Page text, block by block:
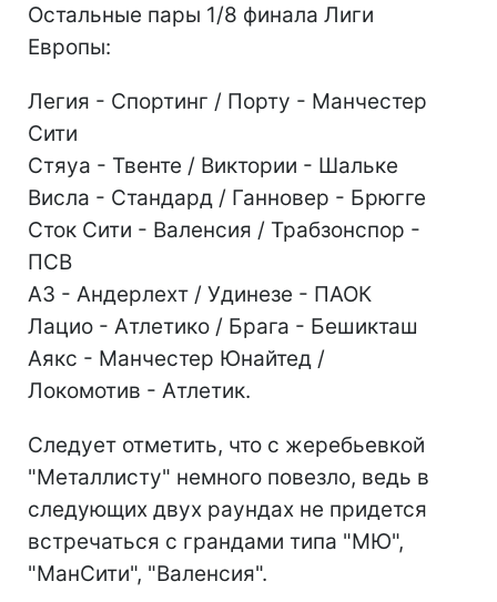
Остальные пары 1/8 финала Лиги
Европы:
Легия - Спортинг / Порту - Манчестер
Сити
Стяуа - Твенте / Виктории - Шальке
Висла - Стандард / Ганновер - Брюгге
Сток Сити - Валенсия / Трабзонспор -
ПСВ
АЗ - Андерлехт / Удинезе - ПАОК
Лацио - Атлетико / Брага - Бешикташ
Аякс - Манчестер Юнайтед /
Локомотив - Атлетик.
Следует отметить, что с жеребьевкой
"Металлисту" немного повезло, ведь в
следующих двух раундах не придется
встречаться с грандами типа "МЮ",
"МанСити", "Валенсия".